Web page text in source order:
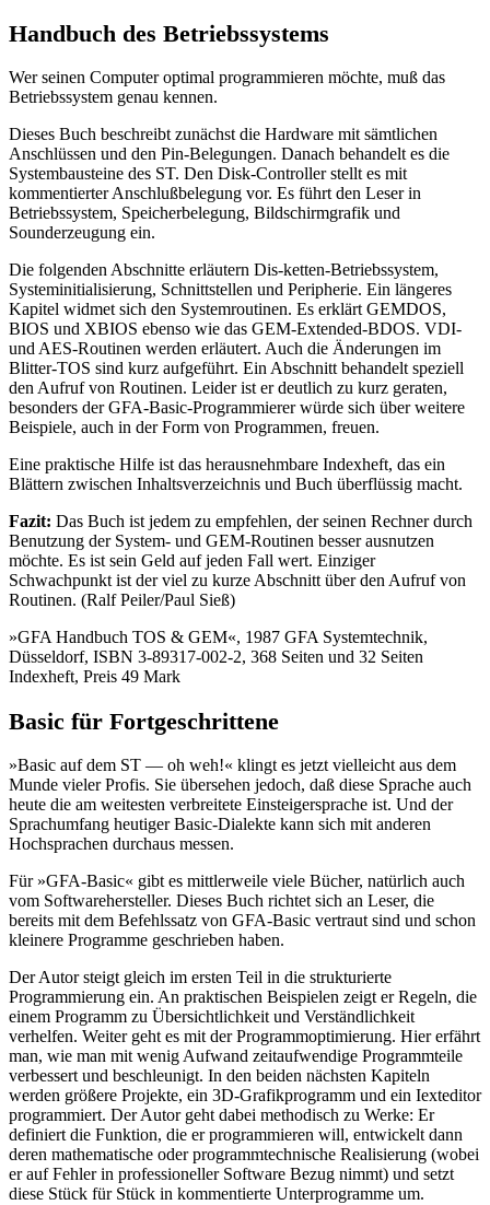
Handbuch des Betriebssystems
Wer seinen Computer optimal programmieren möchte, muß das
Betriebssystem genau kennen.
Dieses Buch beschreibt zunächst die Hardware mit sämtlichen
Anschlüssen und den Pin-Belegungen. Danach behandelt es die
Systembausteine des ST. Den Disk-Controller stellt es mit
kommentierter Anschlußbelegung vor. Es führt den Leser in
Betriebssystem, Speicherbelegung, Bildschirmgrafik und
Sounderzeugung ein.
Die folgenden Abschnitte erläutern Dis-ketten-Betriebssystem,
Systeminitialisierung, Schnittstellen und Peripherie. Ein längeres
Kapitel widmet sich den Systemroutinen. Es erklärt GEMDOS,
BIOS und XBIOS ebenso wie das GEM-Extended-BDOS. VDI-
und AES-Routinen werden erläutert. Auch die Änderungen im
Blitter-TOS sind kurz aufgeführt. Ein Abschnitt behandelt speziell
den Aufruf von Routinen. Leider ist er deutlich zu kurz geraten,
besonders der GFA-Basic-Programmierer würde sich über weitere
Beispiele, auch in der Form von Programmen, freuen.
Eine praktische Hilfe ist das herausnehmbare Indexheft, das ein
Blättern zwischen Inhaltsverzeichnis und Buch überflüssig macht.
Fazit: Das Buch ist jedem zu empfehlen, der seinen Rechner durch
Benutzung der System- und GEM-Routinen besser ausnutzen
möchte. Es ist sein Geld auf jeden Fall wert. Einziger
Schwachpunkt ist der viel zu kurze Abschnitt über den Aufruf von
Routinen. (Ralf Peiler/Paul Sieß)
»GFA Handbuch TOS & GEM«, 1987 GFA Systemtechnik,
Düsseldorf, ISBN 3-89317-002-2, 368 Seiten und 32 Seiten
Indexheft, Preis 49 Mark
Basic für Fortgeschrittene
»Basic auf dem ST — oh weh!« klingt es jetzt vielleicht aus dem
Munde vieler Profis. Sie übersehen jedoch, daß diese Sprache auch
heute die am weitesten verbreitete Einsteigersprache ist. Und der
Sprachumfang heutiger Basic-Dialekte kann sich mit anderen
Hochsprachen durchaus messen.
Für »GFA-Basic« gibt es mittlerweile viele Bücher, natürlich auch
vom Softwarehersteller. Dieses Buch richtet sich an Leser, die
bereits mit dem Befehlssatz von GFA-Basic vertraut sind und schon
kleinere Programme geschrieben haben.
Der Autor steigt gleich im ersten Teil in die strukturierte
Programmierung ein. An praktischen Beispielen zeigt er Regeln, die
einem Programm zu Übersichtlichkeit und Verständlichkeit
verhelfen. Weiter geht es mit der Programmoptimierung. Hier erfährt
man, wie man mit wenig Aufwand zeitaufwendige Programmteile
verbessert und beschleunigt. In den beiden nächsten Kapiteln
werden größere Projekte, ein 3D-Grafikprogramm und ein Iexteditor
programmiert. Der Autor geht dabei methodisch zu Werke: Er
definiert die Funktion, die er programmieren will, entwickelt dann
deren mathematische oder programmtechnische Realisierung (wobei
er auf Fehler in professioneller Software Bezug nimmt) und setzt
diese Stück für Stück in kommentierte Unterprogramme um.